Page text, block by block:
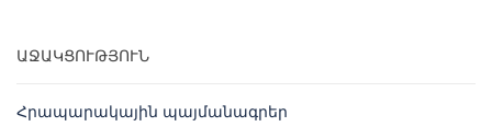
ԱՋԱԿՑՈՒԹՅՈՒՆ
Հրապարակային պայմանագրեր